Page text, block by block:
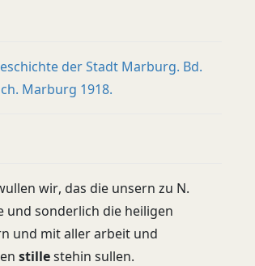
der Stadt Marburg. Bd.
Marburg 1918.
wir, das die unsern zu N.
und sonderlich die heiligen
und mit aller arbeit und
stillestehin sullen.